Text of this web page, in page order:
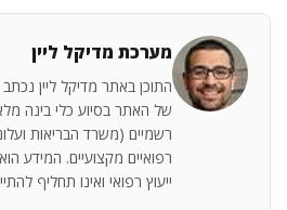
מערכת מדיקל ליין
התוכן באתר מדיקל ליין
של האתר בסיוע כלי בינה
רשמיים (משרד הבריאות
רפואיים מקצועיים. המידע
ייעוץ רפואי ואינו תחליף